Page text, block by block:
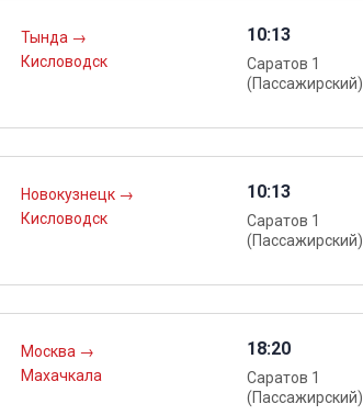
Тында →
Кисловодск
10:13
Саратов 1
(Пассажирский)
Новокузнецк →
Кисловодск
10:13
Саратов 1
(Пассажирский)
Москва →
Махачкала
18:20
Саратов 1
(Пассажирский)